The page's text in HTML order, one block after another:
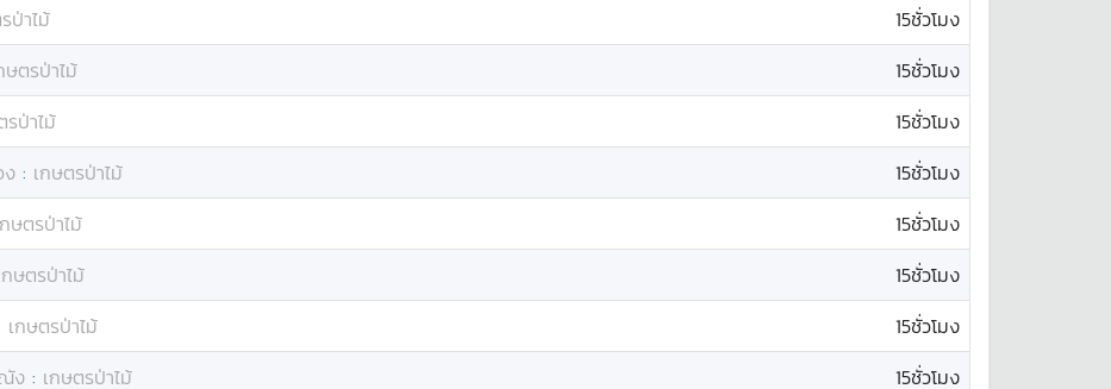
ป่าไม้
15ชั่วโมง
ษตรป่าไม้
15ชั่วโมง
รป่าไม้
15ชั่วโมง
ง : เกษตรป่าไม้
15ชั่วโมง
ษตรป่าไม้
15ชั่วโมง
กษตรป่าไม้
15ชั่วโมง
เกษตรป่าไม้
15ชั่วโมง
ง : เกษตรป่าไม้ 15ชั่วโมง